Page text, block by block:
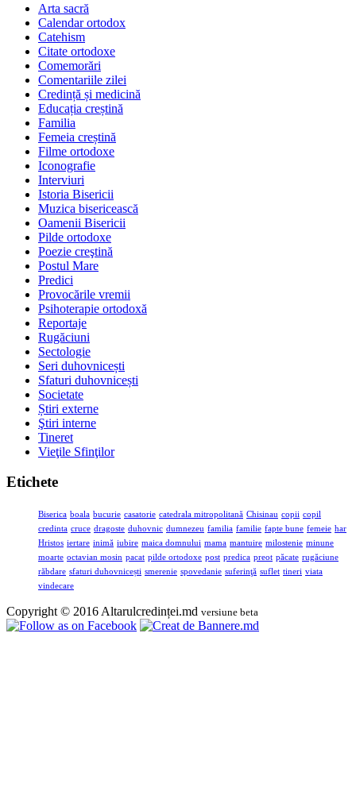
Arta sacră
Calendar ortodox
Catehism
Citate ortodoxe
Comemorări
Comentariile zilei
Credință și medicină
Educația creștină
Familia
Femeia creștină
Filme ortodoxe
Iconografie
Interviuri
Istoria Bisericii
Muzica bisericească
Oamenii Bisericii
Pilde ortodoxe
Poezie creştină
Postul Mare
Predici
Provocările vremii
Psihoterapie ortodoxă
Reportaje
Rugăciuni
Sectologie
Seri duhovnicești
Sfaturi duhovnicești
Societate
Știri externe
Ştiri interne
Tineret
Vieţile Sfinţilor
Etichete
Biserica boala bucurie casatorie catedrala mitropolitană Chisinau copii copil
credinta cruce dragoste duhovnic dumnezeu familia familie fapte bune femeie har
Hristos iertare inimă iubire maica domnului mama mantuire milostenie minune
moarte octavian mosin pacat pilde ortodoxe post predica preot păcate rugăciune
răbdare sfaturi duhovnicești smerenie spovedanie suferinţă suflet tineri viata
vindecare
Copyright © 2016 Altarulcredinței.md versiune beta